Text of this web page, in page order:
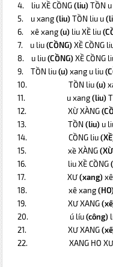
4.
liu XỀ CỒNG (liu)TỒN
5.
u xang (liu)TỒN liu u
6.
xê xang (u)liu XỀ liu
7.
u liu (CỒNG)XỀ CỒNG
8.
u liu (CỒNG)XỀ CỒNG
9.
TỒN liu (u)xang u liu
10.
TỒN liu (u)
11.
u xang (liu)
12.
XỪ XÀNG
13.
TỒN (liu)u
14.
CỒNG liu
15.
xề XÀNG
16.
liu XỀ CỒNG
17.
XƯ (xang)xê
18.
xê xang
19.
XƯ XANG
20.
ú líu (công)
21.
XƯ XANG
22.
XANG HO XƯ